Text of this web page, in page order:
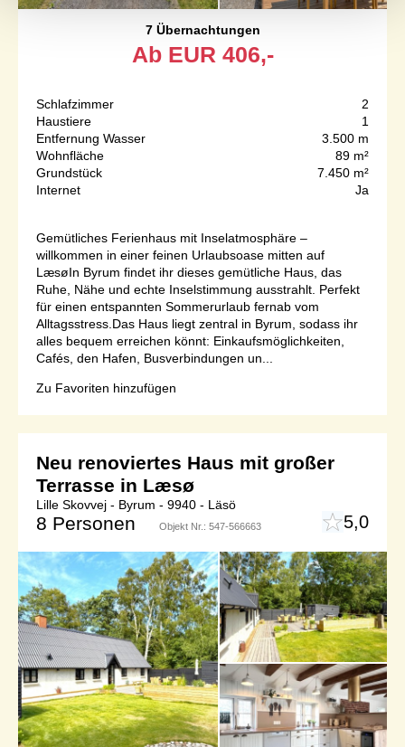
7 Übernachtungen
Ab EUR 406,-
Schlafzimmer
2
Haustiere
1
Entfernung Wasser
3.500 m
Wohnfläche
89 m²
Grundstück
7.450 m²
Internet
Ja
Gemütliches Ferienhaus mit Inselatmosphäre –
willkommen in einer feinen Urlaubsoase mitten auf
LæsøIn Byrum findet ihr dieses gemütliche Haus, das
Ruhe, Nähe und echte Inselstimmung ausstrahlt. Perfekt
für einen entspannten Sommerurlaub fernab vom
Alltagsstress.Das Haus liegt zentral in Byrum, sodass ihr
alles bequem erreichen könnt: Einkaufsmöglichkeiten,
Cafés, den Hafen, Busverbindungen un...
Zu Favoriten hinzufügen
Neu renoviertes Haus mit großer
Terrasse in Læsø
Lille Skovvej - Byrum - 9940 - Läsö
8 Personen Objekt Nr.: 547-566663 5,0